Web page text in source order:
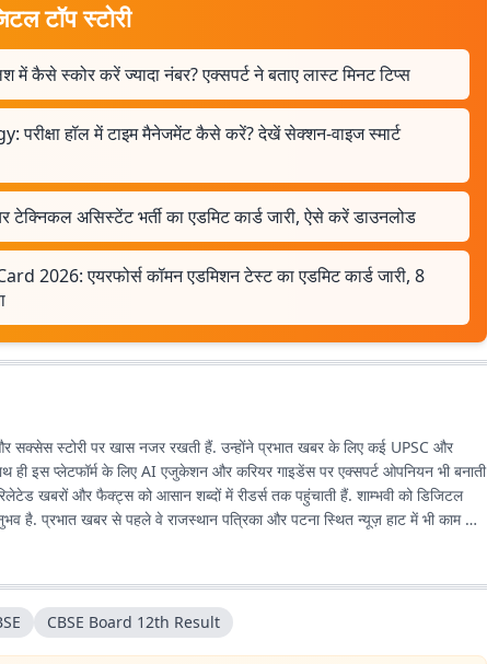
टॉप स्टोरी
में कैसे स्कोर करें ज्यादा नंबर? एक्सपर्ट ने बताए लास्ट मिनट टिप्स
परीक्षा हॉल में टाइम मैनेजमेंट कैसे करें? देखें सेक्शन-वाइज स्मार्ट
टेक्निकल असिस्टेंट भर्ती का एडमिट कार्ड जारी, ऐसे करें डाउनलोड
2026: एयरफोर्स कॉमन एडमिशन टेस्ट का एडमिट कार्ड जारी, 8
और सक्सेस स्टोरी पर खास नजर रखती हैं. उन्होंने प्रभात खबर के लिए कई UPSC और
ही इस प्लेटफॉर्म के लिए AI एजुकेशन और करियर गाइडेंस पर एक्सपर्ट ओपनियन भी बनाती
खबरों और फैक्ट्स को आसान शब्दों में रीडर्स तक पहुंचाती हैं. शाम्भवी को डिजिटल
है. प्रभात खबर से पहले वे राजस्थान पत्रिका और पटना स्थित न्यूज़ हाट में भी काम कर
CBSE Board 12th Result